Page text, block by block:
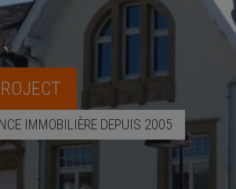
IMMOBILIÈRE DEPUIS 2005